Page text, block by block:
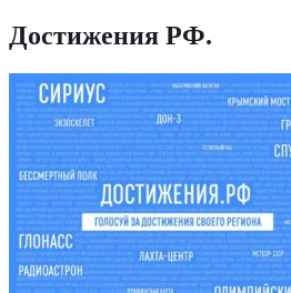
Достижения РФ.